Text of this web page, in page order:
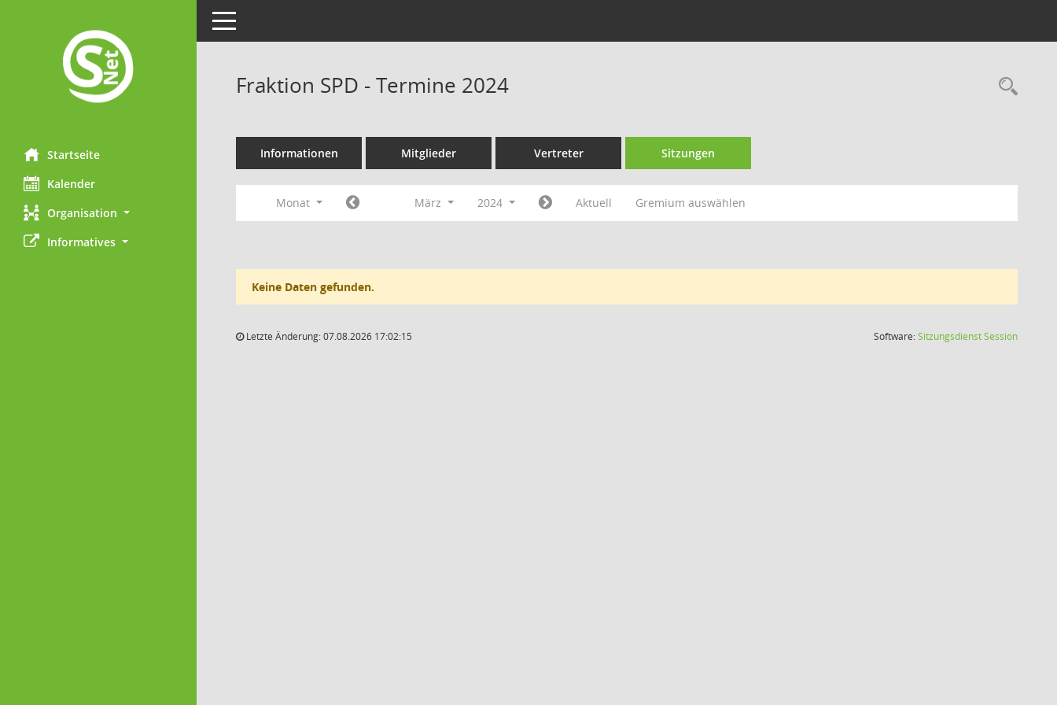
Startseite
Kalender
Organisation
Informatives
Toggle navigation
Fraktion SPD - Termine 2024
Informationen Mitglieder Vertreter Sitzungen
Monat März 2024 Aktuell Gremium auswählen
Keine Daten gefunden.
Letzte Änderung: 07.08.2026 17:02:15 Software:SitzungsdienstSession(Wird in